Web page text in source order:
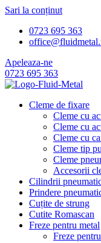
Sari la conținut
0723 695 363
Apeleaza-ne
0723 695 363
Cleme de fixare
Cleme cu
Cleme cu
Cleme cu
Cleme tip
Cleme
Accesorii
Cilindrii
Prindere
Cuțite de strung
Cutite Romascan
Freze pentru metal
Freze